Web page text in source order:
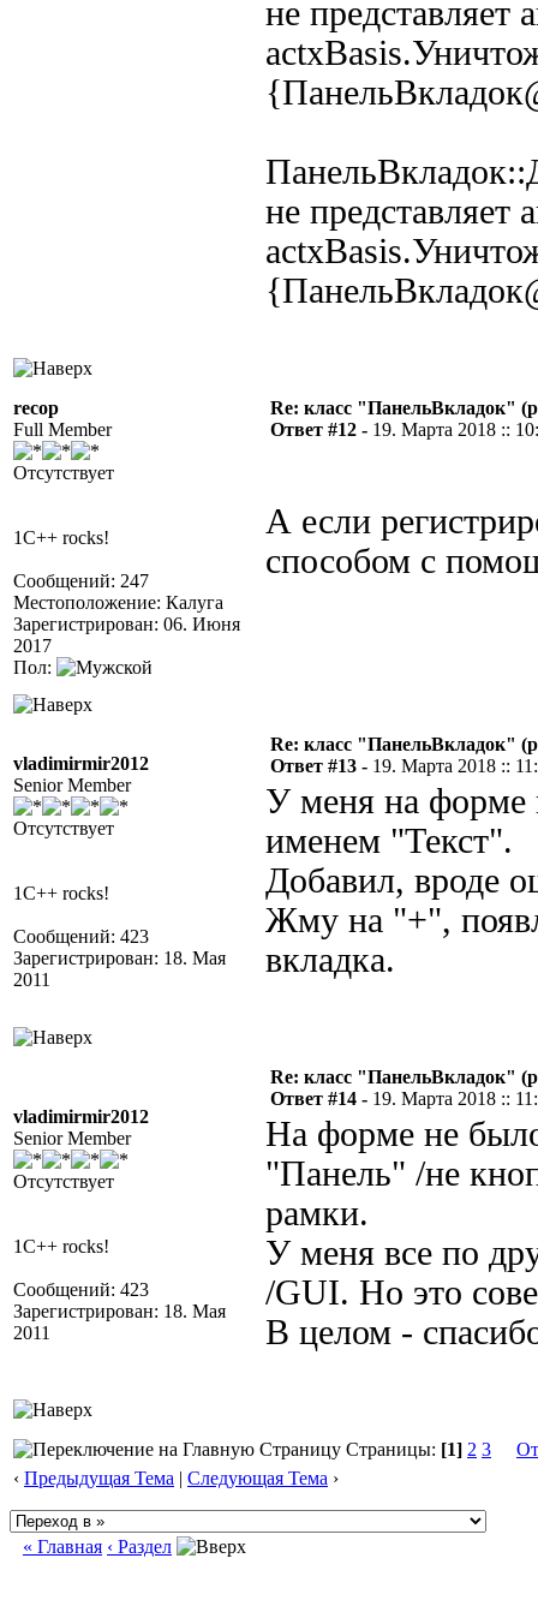
не представляет
не представляет
recop
Full Member
Отсутствует
1C++ rocks!
Сообщений: 247
Местоположение: Калуга
Зарегистрирован: 06. Июня
2017
Пол:
Re: класс "ПанельВкладок"
Ответ #12 - 19. Марта 2018 ::
А если
способом с
vladimirmir2012
Senior Member
Отсутствует
1C++ rocks!
Сообщений: 423
Зарегистрирован: 18. Мая
2011
Re: класс "ПанельВкладок"
Ответ #13 - 19. Марта 2018 ::
У меня на форме
именем "Текст".
Добавил, вроде
Жму на "+",
вкладка.
vladimirmir2012
Senior Member
Отсутствует
1C++ rocks!
Сообщений: 423
Зарегистрирован: 18. Мая
2011
Re: класс "ПанельВкладок"
Ответ #14 - 19. Марта 2018 ::
На форме не
"Панель" /не
рамки.
У меня все по
/GUI. Но это
В целом -
Страницы: [1] 2 3
‹ Предыдущая Тема | Следующая Тема ›
« Главная ‹ Раздел